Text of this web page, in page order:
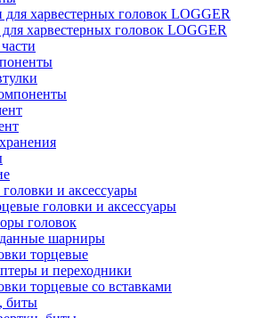
для харвестерных головок LOGGER
для харвестерных головок LOGGER
и аксессуары
головки и аксессуары
головок
шарниры
торцевые
и переходники
торцевые со вставками
биты